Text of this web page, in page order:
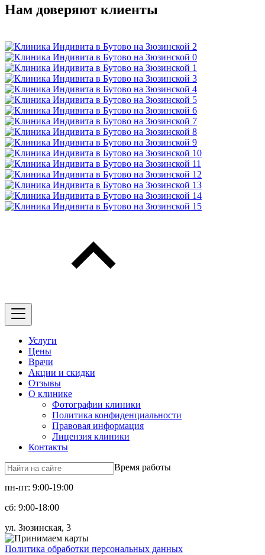
Нам доверяют клиенты
Услуги
Цены
Врачи
Акции и скидки
Отзывы
О клинике
Фотографии клиники
Политика конфиденциальности
Правовая информация
Лицензия клиники
Контакты
Время работы
пн-пт: 9:00-19:00
сб: 9:00-18:00
ул. Зюзинская, 3
Политика обработки персональных данных